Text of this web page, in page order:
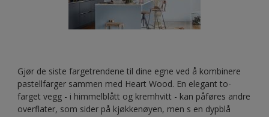
Gjør de siste fargetrendene til dine egne ved å kombinere
pastellfarger sammen med Heart Wood. En elegant to-
farget vegg - i himmelblått og kremhvitt - kan påføres andre
overflater, som sider på kjøkkenøyen, men s en dypblå